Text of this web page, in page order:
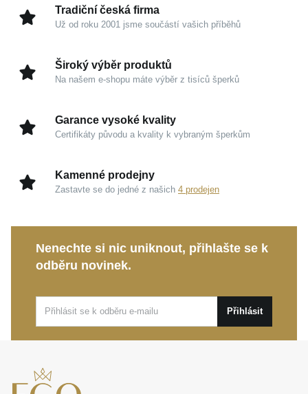
přednost ležérní uvolněnosti, nebo hledáte decentní
detail k formálnějšímu oděvu.
Kouzlo v detailech
trvalé hodnoty.
svěží auru.
Tento stříbrný řetízek představuje ztělesnění
Tradiční česká firma
Už od roku 2001 jsme součástí vašich příběhů
Široký výběr produktů
Na našem e-shopu máte výběr z tisíců šperků
Garance vysoké kvality
Certifikáty původu a kvality k vybraným šperkům
Kamenné prodejny
Zastavte se do jedné z našich 4 prodejen
Nenechte si nic uniknout, přihlašte se k
odběru novinek.
Přihlásit